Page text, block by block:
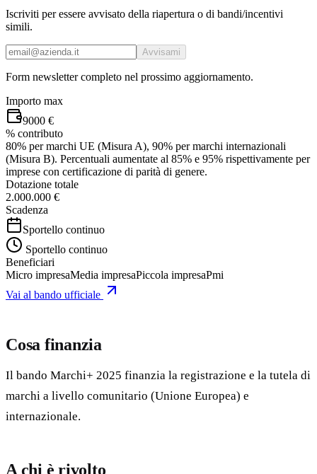
Iscriviti per essere avvisato della riapertura o di bandi/incentivi
simili.
Avvisami
Form newsletter completo nel prossimo aggiornamento.
Importo max
9000 €
% contributo
80% per marchi UE (Misura A), 90% per marchi internazionali
(Misura B). Percentuali aumentate al 85% e 95% rispettivamente per
imprese con certificazione di parità di genere.
Dotazione totale
2.000.000 €
Scadenza
Sportello continuo
Sportello continuo
Beneficiari
Micro impresaMedia impresaPiccola impresaPmi
Vai al bando ufficiale
Cosa finanzia
Il bando Marchi+ 2025 finanzia la registrazione e la tutela di
marchi a livello comunitario (Unione Europea) e
internazionale.
A chi è rivolto